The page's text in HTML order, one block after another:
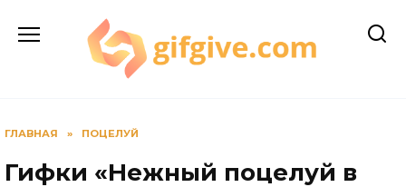
содержанию
ГЛАВНАЯ » ПОЦЕЛУЙ
Гифки «Нежный поцелуй в